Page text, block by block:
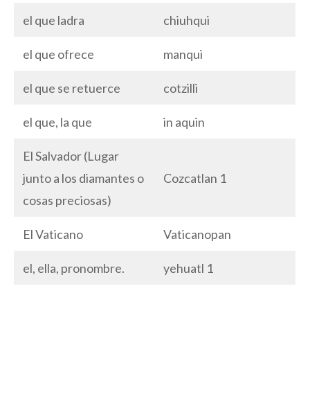
el que ladra chiuhqui
el que ofrece manqui
el que se retuerce cotzilli
el que, la que in aquin
El Salvador (Lugar
junto a los diamantes o
cosas preciosas)
Cozcatlan 1
El Vaticano Vaticanopan
el, ella, pronombre. yehuatl 1